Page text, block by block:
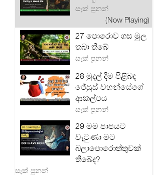
සැක් පූනන්
(Now Playing)
27 පොරොව ගස මුල
තබා තිබේ
සැක් පූනන්
28 මුදල් දීම පිළිබඳ
ජේසුස් වහන්සේගේ
ආකල්පය
සැක් පූනන්
29 මම පාපයට
වැටුණා මට
බලාපොරොත්තුවක්
තිබේද?
සැක් පූනන්